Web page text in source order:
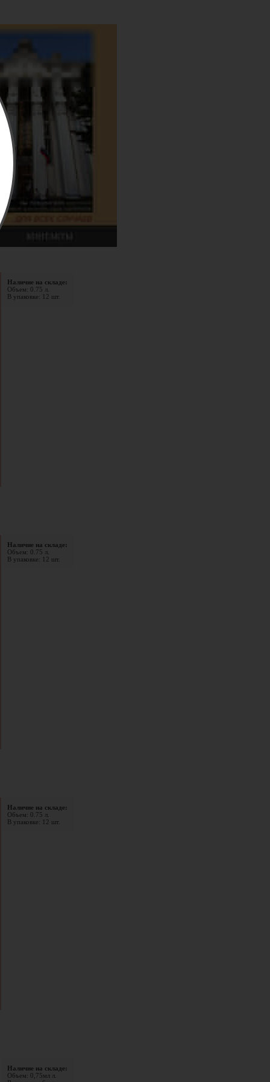
Наличие на складе:
Объем: 0.75 л.
В упаковке: 12 шт.
Наличие на складе:
Объем: 0.75 л.
В упаковке: 12 шт.
Наличие на складе:
Объем: 0.75 л.
В упаковке: 12 шт.
Наличие на складе:
Объем: 0,75мл л.